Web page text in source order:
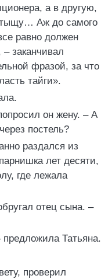
а в другую,
тыщу… Аж до самого
равно должен
заканчивал
фразой, за что
тайги».
он жену. – А
постель?
раздался из
лет десяти,
где лежала
отец сына. –
Татьяна.
проверил